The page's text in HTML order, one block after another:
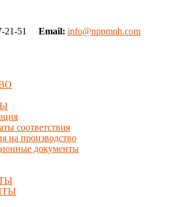
21-51 Email: info@nppmnh.com
соответствия
на производство
документы